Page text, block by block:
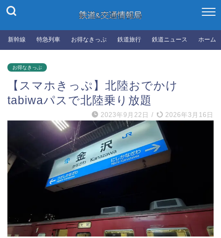
新幹線 特急列車 お得なきっぷ 鉄道旅行 鉄道ニュース ホーム
お得なきっぷ
【スマホきっぷ】北陸おでかけ
tabiwaパスで北陸乗り放題
2023年9月22日 / 2026年3月16日